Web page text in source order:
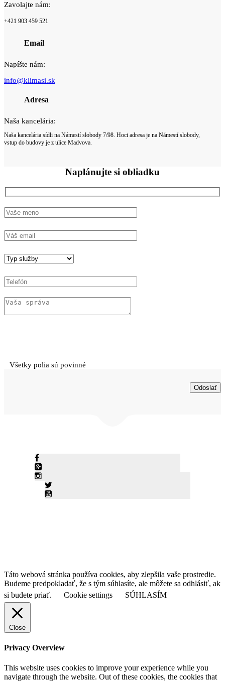
Zavolajte nám:
+421 903 459 521
Email
Napíšte nám:
info@klimasi.sk
Adresa
Naša kancelária:
Naša kancelária sídli na Námestí slobody 7/98. Hoci adresa je na Námestí slobody,
vstup do budovy je z ulice Madvova.
Naplánujte si obliadku
Všetky polia sú povinné
Táto webová stránka používa cookies, aby zlepšila vaše prostredie.
Budeme predpokladať, že s tým súhlasíte, ale môžete sa odhlásiť, ak
si budete priať.
Cookie settings SÚHLASÍM
Close
Privacy Overview
This website uses cookies to improve your experience while you
navigate through the website. Out of these cookies, the cookies that